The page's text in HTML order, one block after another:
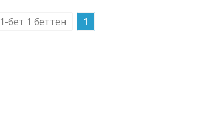
1-бет 1 беттен 1